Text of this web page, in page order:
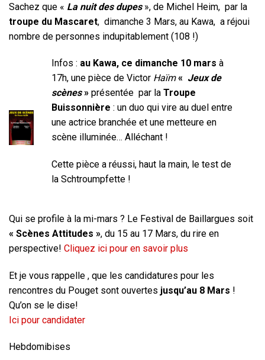
Sachez que « La nuit des dupes», de Michel Heim, par la
troupe du Mascaret, dimanche 3 Mars, au Kawa, a réjoui
nombre de personnes indupitablement (108 !)
Infos : au Kawa, ce dimanche 10 mars à
17h, une pièce de Victor Haïm « Jeux de
scènes»présentée par la Troupe
Buissonnière : un duo qui vire au duel entre
une actrice branchée et une metteure en
scène illuminée… Alléchant !
Cette pièce a réussi, haut la main, le test de
la Schtroumpfette !
Qui se profile à la mi-mars ? Le Festival de Baillargues soit
« Scènes Attitudes », du 15 au 17 Mars, du rire en
perspective! Cliquez ici pour en savoir plus
Et je vous rappelle , que les candidatures pour les
rencontres du Pouget sont ouvertes jusqu’au 8 Mars !
Qu’on se le dise!
Ici pour candidater
Hebdomibises